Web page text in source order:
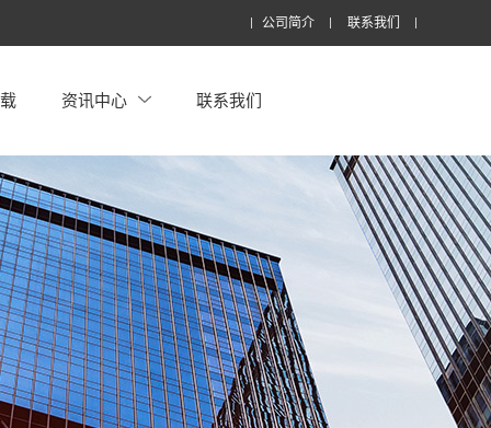
公司简介 联系我们
资讯中心 联系我们